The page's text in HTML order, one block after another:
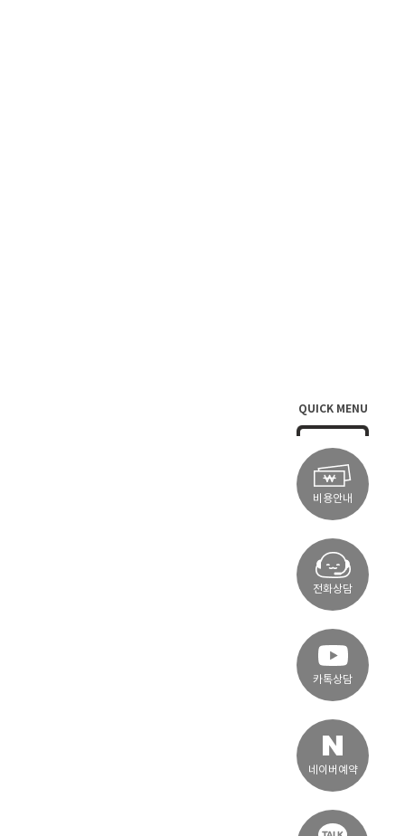
QUICK MENU
비용안내
전화상담
카톡상담
네이버예약